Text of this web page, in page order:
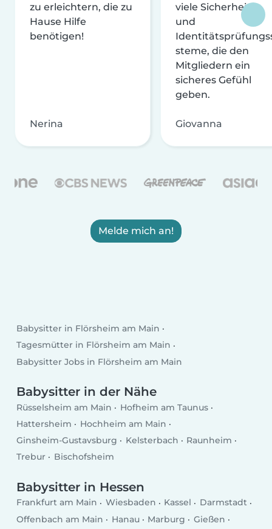
zu erleichtern, die zu
Hause Hilfe
benötigen!
Nerina
viele Sicherheits-
und
steme, die den
Mitgliedern ein
sicheres Gefühl
geben.
Giovanna
Melde mich an!
Babysitter in Flörsheim am Main
Tagesmütter in Flörsheim am Main
Babysitter Jobs in Flörsheim am Main
Babysitter in der Nähe
Rüsselsheim am Main
Hofheim am Taunus
Hattersheim
Hochheim am Main
Ginsheim-Gustavsburg
Kelsterbach
Raunheim
Trebur
Bischofsheim
Babysitter in Hessen
Frankfurt am Main Wiesbaden Kassel
Darmstadt
Offenbach am Main
Hanau Marburg
Gießen